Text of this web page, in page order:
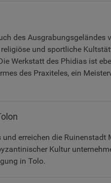
des Ausgrabungsgeländes
und sportliche
Werkstatt des Phidias ist
des Praxiteles, ein
erreichen die Ruinenstadt
Kultur
in Tolo.